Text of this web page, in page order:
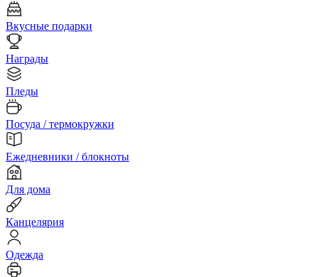
Вкусные подарки
Награды
Пледы
Посуда / термокружки
Ежедневники / блокноты
Для дома
Канцелярия
Одежда